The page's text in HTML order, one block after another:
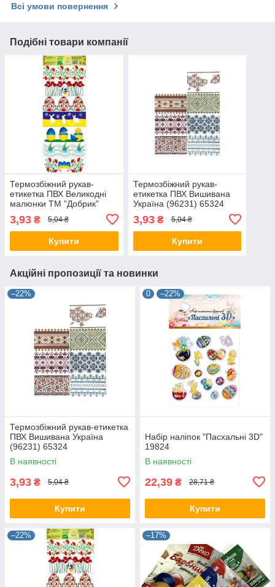
Всі умови повернення
Подібні товари компанії
Термозбіжний рукав-
етикетка ПВХ Великодні
малюнки ТМ "Добрик"
3,93 ₴ 5,04 ₴
Купити
Термозбіжний рукав-
етикетка ПВХ Вишивана
Україна (96231) 65324
3,93₴ 5,04 ₴
Купити
Акційні пропозиції та новинки
–22%
Термозбіжний рукав-етикетка
ПВХ Вишивана Україна
(96231) 65324
В наявності
3,93 ₴ 5,04 ₴
Купити
0 –22%
Набір наліпок "Пасхальні 3D"
19824
В наявності
22,39 ₴ 28,71 ₴
Купити
–22% –17%